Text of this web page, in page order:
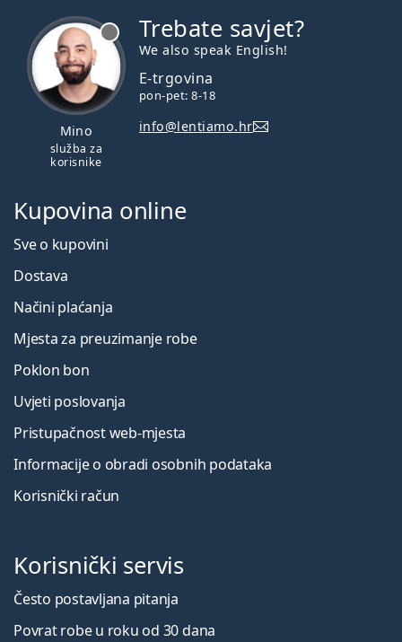
Mino
služba za
korisnike
Trebate savjet?
We also speak English!
E-trgovina
pon-pet: 8-18
info@lentiamo.hr
Kupovina online
Sve o kupovini
Dostava
Načini plaćanja
Mjesta za preuzimanje robe
Poklon bon
Uvjeti poslovanja
Pristupačnost web-mjesta
Informacije o obradi osobnih podataka
Korisnički račun
Korisnički servis
Često postavljana pitanja
Povrat robe u roku od 30 dana